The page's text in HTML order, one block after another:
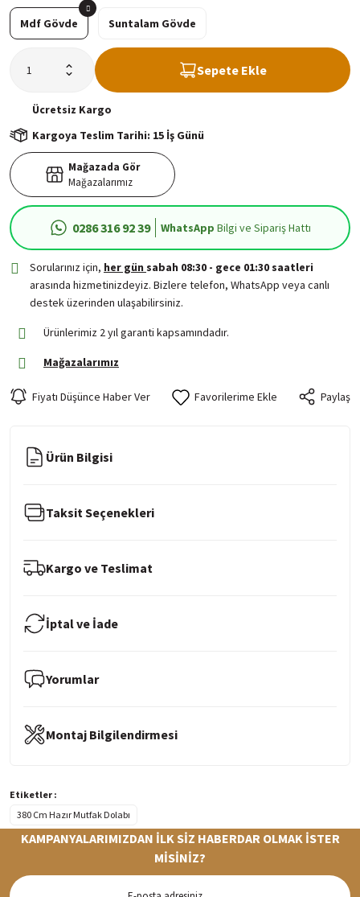
Mdf Gövde Suntalam Gövde
Sepete Ekle
Ücretsiz Kargo
Kargoya Teslim Tarihi: 15 İş Günü
Mağazada Gör
Mağazalarımız
0286 316 92 39 WhatsApp Bilgi ve Sipariş Hattı
Sorularınız için, her gün sabah 08:30 - gece 01:30 saatleri
arasında hizmetinizdeyiz. Bizlere telefon, WhatsApp veya canlı
destek üzerinden ulaşabilirsiniz.
Ürünlerimiz 2 yıl garanti kapsamındadır.
Mağazalarımız
Fiyatı Düşünce Haber Ver Paylaş
Ürün Bilgisi
Taksit Seçenekleri
Kargo ve Teslimat
İptal ve İade
Yorumlar
Montaj Bilgilendirmesi
Etiketler :
380 Cm Hazır Mutfak Dolabı
KAMPANYALARIMIZDAN İLK SİZ HABERDAR OLMAK İSTER
MİSİNİZ?